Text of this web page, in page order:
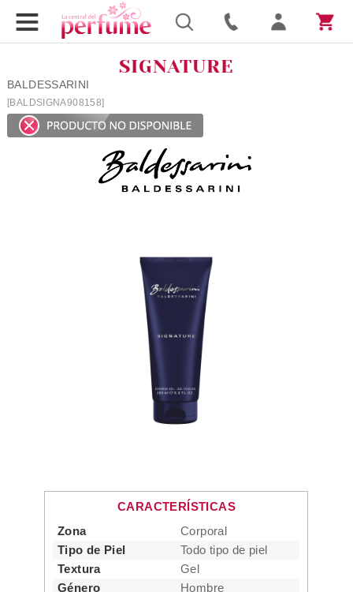
SIGNATURE
BALDESSARINI
[BALDSIGNA908158]
CARACTERÍSTICAS
Zona
Corporal
Tipo de Piel
Todo tipo de piel
Textura
Gel
Género
Hombre